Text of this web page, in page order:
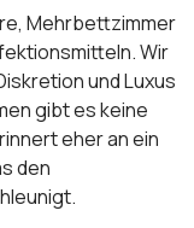
Mehrbettzimmer
Wir
und Luxus
gibt es keine
eher an ein
den